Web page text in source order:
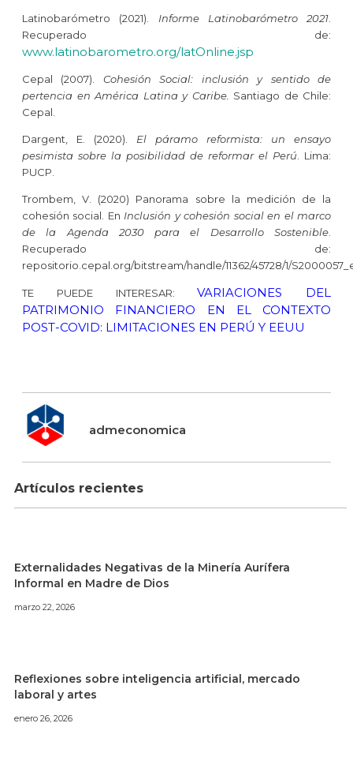
Latinobarómetro (2021). Informe Latinobarómetro 2021
Recuperado de:
www.latinobarometro.org/latOnline.jsp
Cepal (2007). Cohesión Social: inclusión y sentido de
pertencia en América Latina y Caribe. Santiago de Chile:
Cepal.
Dargent, E. (2020). El páramo reformista: un ensayo
pesimista sobre la posibilidad de reformar el Perú . Lima:
PUCP.
Trombem, V. (2020) Panorama sobre la medición de la
cohesión social. En Inclusión y cohesión social en el marco
de la Agenda 2030 para el Desarrollo Sostenible
Recuperado de:
repositorio.cepal.org/bitstream/handle/11362/45728/1/
TE PUEDE INTERESAR:VARIACIONES DEL
PATRIMONIO FINANCIERO EN EL CONTEXTO
POST-COVID: LIMITACIONES EN PERÚ Y EEUU
admeconomica
Artículos recientes
Externalidades Negativas de la Minería Aurífera
Informal en Madre de Dios
marzo 22, 2026
Reflexiones sobre inteligencia artificial, mercado
laboral y artes
enero 26, 2026